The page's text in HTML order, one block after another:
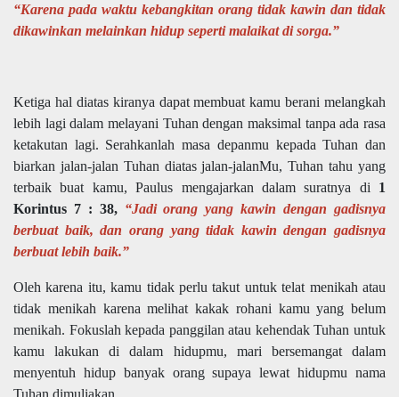
“Karena pada waktu kebangkitan orang tidak kawin dan tidak
dikawinkan melainkan hidup seperti malaikat di sorga.”
Ketiga hal diatas kiranya dapat membuat kamu berani melangkah
lebih lagi dalam melayani Tuhan dengan maksimal tanpa ada rasa
ketakutan lagi. Serahkanlah masa depanmu kepada Tuhan dan
biarkan jalan-jalan Tuhan diatas jalan-jalanMu, Tuhan tahu yang
terbaik buat kamu, Paulus mengajarkan dalam suratnya di 1
Korintus 7 : 38, “Jadi orang yang kawin dengan gadisnya
berbuat baik, dan orang yang tidak kawin dengan gadisnya
berbuat lebih baik.”
Oleh karena itu, kamu tidak perlu takut untuk telat menikah atau
tidak menikah karena melihat kakak rohani kamu yang belum
menikah. Fokuslah kepada panggilan atau kehendak Tuhan untuk
kamu lakukan di dalam hidupmu, mari bersemangat dalam
menyentuh hidup banyak orang supaya lewat hidupmu nama
Tuhan dimuliakan.